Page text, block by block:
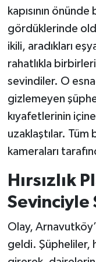
kapısının önünde
gördüklerinde
ikili, aradıkları
rahatlıkla
sevindiler. O
gizlemeyen
kıyafetlerinin
uzaklaştılar. Tüm
kameraları
Hırsızlık
Sevinciyle
Olay,
geldi. Şüpheliler,